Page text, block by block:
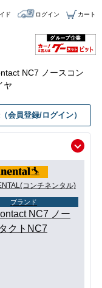
ド ログイン カート
NC7 ノースコン
ヤ
会員登録/ログイン）
コンチネンタル)
ブランド
NC7 ノー
クトNC7